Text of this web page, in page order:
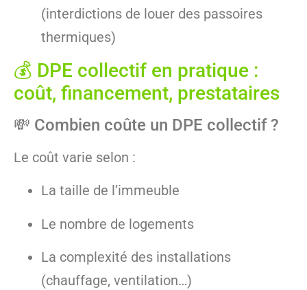
(interdictions de louer des passoires
thermiques)
💰 DPE collectif en pratique :
coût, financement, prestataires
💸 Combien coûte un DPE collectif ?
Le coût varie selon :
La taille de l’immeuble
Le nombre de logements
La complexité des installations
(chauffage, ventilation…)